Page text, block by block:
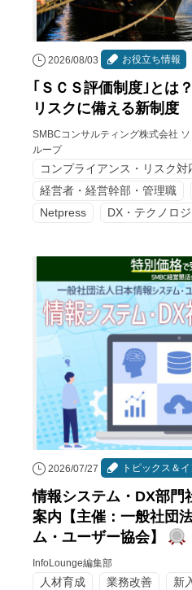
2026/08/03 お役立ち情報
｢ＳＣＳ評価制度｣とは
リスクに備える新制度
SMBCコンサルティング株式会社
ループ
コンプライアンス・リスク対
経営者・経営幹部・管理職
Netpress
DX・テクノロ
2026/07/27 トピックス＆
情報システム・DX部門
案内【主催：一般社団
ム・ユーザー協会】
InfoLounge編集部
人材育成 業務改善
新